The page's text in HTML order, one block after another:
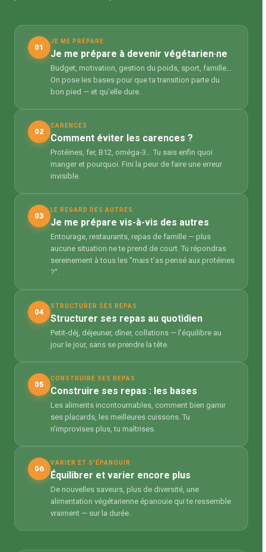
01
JE ME PRÉPARE
Je me prépare à devenir végétarien·ne
Budget, motivation, gestion du poids, sport, famille…
On pose les bases pour que ta transition parte du
bon pied — et qu'elle dure.
02
CARENCES
Comment éviter les carences ?
Protéines, fer, B12, oméga-3… Tu sais enfin quoi
manger et pourquoi. Fini la peur de faire une erreur
invisible.
03
LE REGARD DES AUTRES
Je me prépare vis-à-vis des autres
Entourage, restaurants, repas de famille — plus
aucune situation ne te prend de court. Tu répondras
sereinement à tous les "mais t'as pensé aux protéines
?".
04
STRUCTURER SES REPAS
Structurer ses repas au quotidien
Petit-déj, déjeuner, dîner, collations — l'équilibre au
jour le jour, sans se prendre la tête.
05
CONSTRUIRE SES REPAS
Construire ses repas : les bases
Les aliments incontournables, comment bien garnir
ses placards, les meilleures cuissons. Tu
n'improvises plus, tu maîtrises.
06
VARIER ET S'ÉPANOUIR
Équilibrer et varier encore plus
De nouvelles saveurs, plus de diversité, une
alimentation végétarienne épanouie qui te ressemble
vraiment — sur la durée.